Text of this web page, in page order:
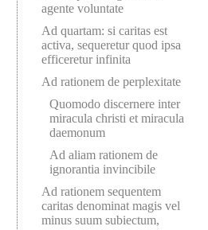
agente voluntate
Ad quartam: si caritas est
activa, sequeretur quod ipsa
efficeretur infinita
Ad rationem de perplexitate
Quomodo discernere inter
miracula christi et miracula
daemonum
Ad aliam rationem de
ignorantia invincibile
Ad rationem sequentem
caritas denominat magis vel
minus suum subiectum,